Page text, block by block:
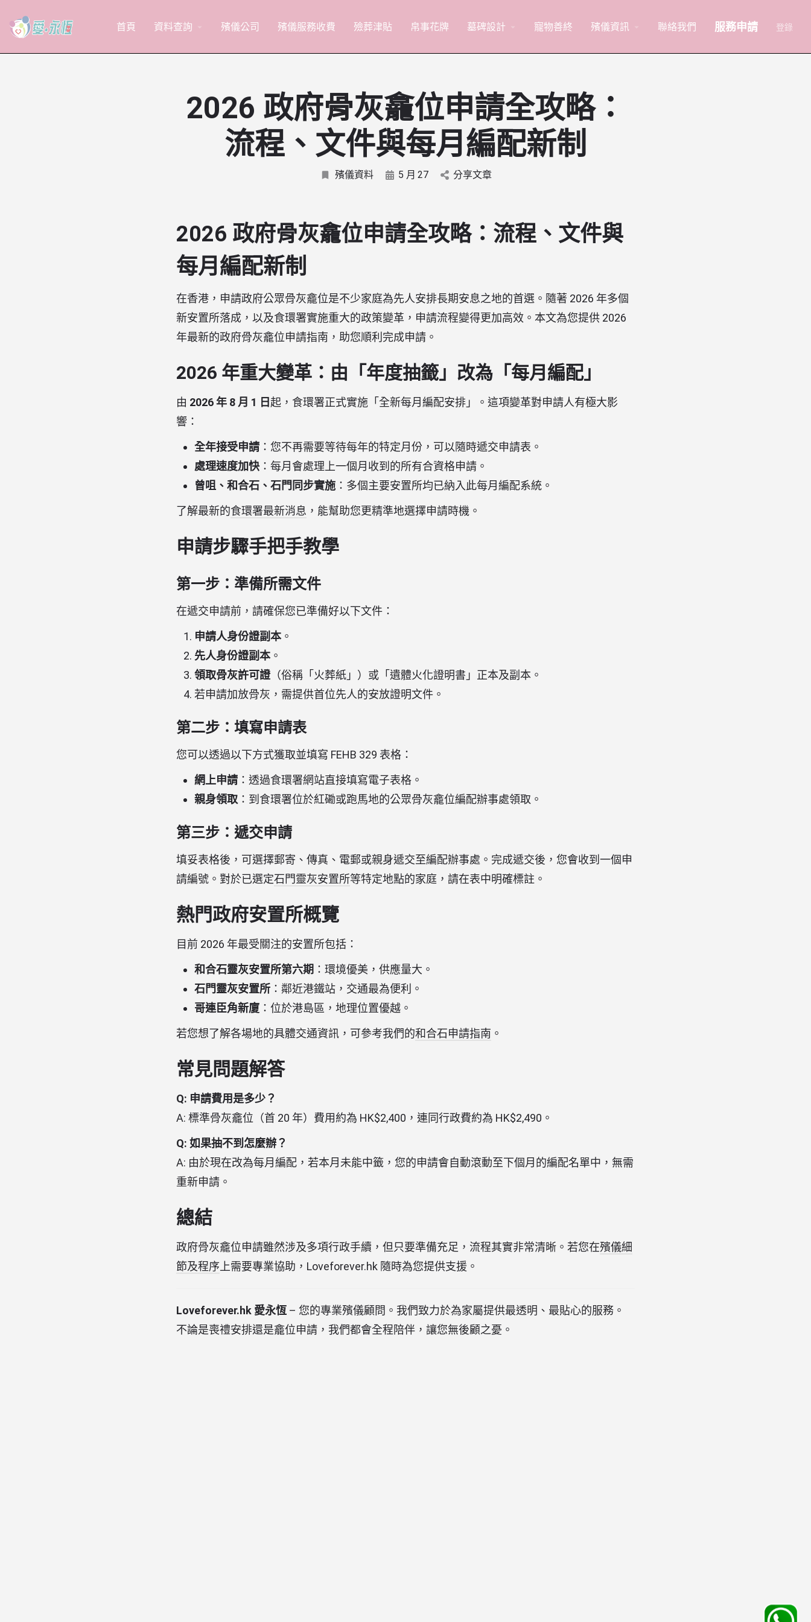
首頁 資料查詢 殯儀公司 殯儀服務收費 殮葬津貼 帛事花牌 墓碑設計 寵物善終 殯儀資訊 聯絡我們 服務申請 登錄
2026 政府骨灰龕位申請全攻略：
流程、文件與每月編配新制
殯儀資料 5 月 27 分享文章
2026 政府骨灰龕位申請全攻略：流程、文件與
每月編配新制
在香港，申請政府公眾骨灰龕位是不少家庭為先人安排長期安息之地的首選。隨著 2026 年多個
新安置所落成，以及食環署實施重大的政策變革，申請流程變得更加高效。本文為您提供 2026
年最新的政府骨灰龕位申請指南，助您順利完成申請。
2026 年重大變革：由「年度抽籤」改為「每月編配」
由 2026 年 8 月 1 日起，食環署正式實施「全新每月編配安排」。這項變革對申請人有極大影
響：
全年接受申請 ：您不再需要等待每年的特定月份，可以隨時遞交申請表。
處理速度加快：每月會處理上一個月收到的所有合資格申請。
曾咀、和合石、石門同步實施 ：多個主要安置所均已納入此每月編配系統。
了解最新的食環署最新消息 ，能幫助您更精準地選擇申請時機。
申請步驟手把手教學
第一步：準備所需文件
在遞交申請前，請確保您已準備好以下文件：
申請人身份證副本 。
先人身份證副本 。
領取骨灰許可證（俗稱「火葬紙」）或「遺體火化證明書」正本及副本。
若申請加放骨灰，需提供首位先人的安放證明文件。
第二步：填寫申請表
您可以透過以下方式獲取並填寫 FEHB 329 表格：
網上申請 ：透過食環署網站直接填寫電子表格。
親身領取 ：到食環署位於紅磡或跑馬地的公眾骨灰龕位編配辦事處領取。
第三步：遞交申請
填妥表格後，可選擇郵寄、傳真、電郵或親身遞交至編配辦事處。完成遞交後，您會收到一個申
請編號。對於已選定石門靈灰安置所等特定地點的家庭，請在表中明確標註。
熱門政府安置所概覽
目前 2026 年最受關注的安置所包括：
和合石靈灰安置所第六期 ：環境優美，供應量大。
石門靈灰安置所 ：鄰近港鐵站，交通最為便利。
哥連臣角新廈 ：位於港島區，地理位置優越。
若您想了解各場地的具體交通資訊，可參考我們的和合石申請指南 。
常見問題解答
Q: 申請費用是多少？
A: 標準骨灰龕位（首 20 年）費用約為 HK$2,400，連同行政費約為 HK$2,490。
Q: 如果抽不到怎麼辦？
A: 由於現在改為每月編配，若本月未能中籤，您的申請會自動滾動至下個月的編配名單中，無需
重新申請。
總結
政府骨灰龕位申請雖然涉及多項行政手續，但只要準備充足，流程其實非常清晰。若您在殯儀細
節及程序 上需要專業協助，Loveforever.hk 隨時為您提供支援。
Loveforever.hk 愛永恆 – 您的專業殯儀顧問。我們致力於為家屬提供最透明、最貼心的服務。
不論是喪禮安排還是龕位申請，我們都會全程陪伴，讓您無後顧之憂。